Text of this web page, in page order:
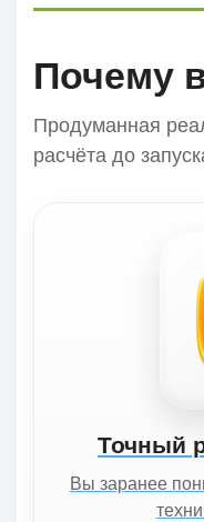
Почему
Продуманная
расчёта до
Точный
Вы заранее